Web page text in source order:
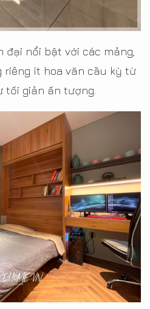
nổi bật với các mảng,
riêng ít hoa văn cầu kỳ từ
tối giản ấn tượng.